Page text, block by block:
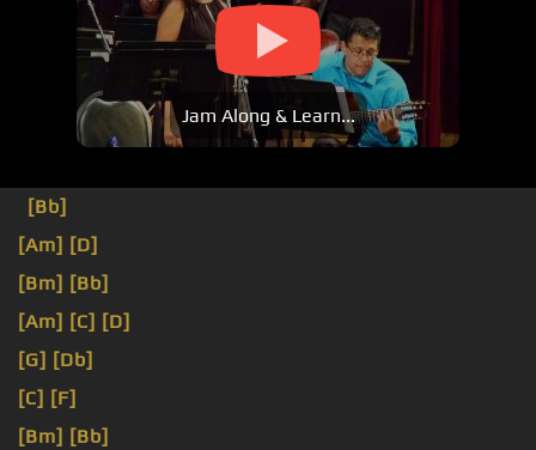
Jam Along & Learn...
[Bb]
[Am] [D]
[Bm] [Bb]
[Am] [C] [D]
[G] [Db]
[C] [F]
[Bm] [Bb]